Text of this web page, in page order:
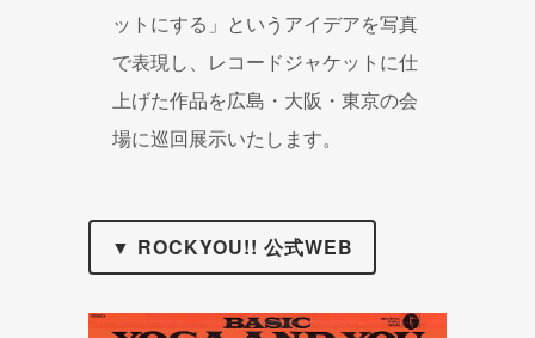
ットにする」というアイデアを写真
で表現し、レコードジャケットに仕
上げた作品を広島・大阪・東京の会
場に巡回展示いたします。
▼ ROCKYOU!! 公式WEB